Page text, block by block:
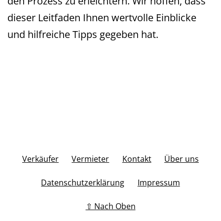
dieser Leitfaden Ihnen wertvolle Einblicke
und hilfreiche Tipps gegeben hat.
Verkäufer Vermieter Kontakt Über uns
Datenschutzerklärung Impressum
⇧ Nach Oben